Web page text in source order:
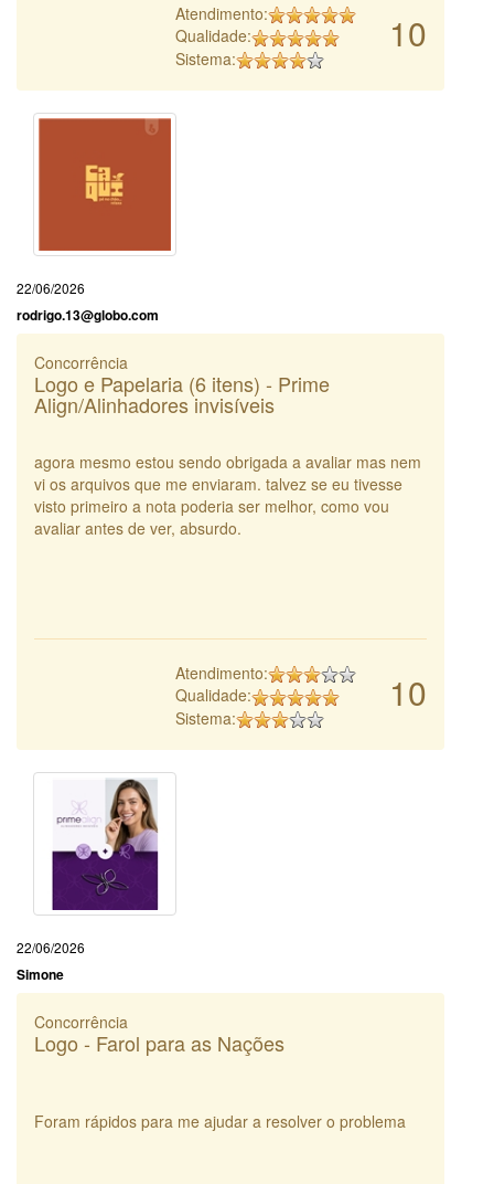
10
Atendimento:
Qualidade:
Sistema:
22/06/2026
rodrigo.13@globo.com
Concorrência
Logo e Papelaria (6 itens) - Prime
Align/Alinhadores invisíveis
agora mesmo estou sendo obrigada a avaliar mas nem
vi os arquivos que me enviaram. talvez se eu tivesse
visto primeiro a nota poderia ser melhor, como vou
avaliar antes de ver, absurdo.
10
Atendimento:
Qualidade:
Sistema:
22/06/2026
Simone
Concorrência
Logo - Farol para as Nações
Foram rápidos para me ajudar a resolver o problema